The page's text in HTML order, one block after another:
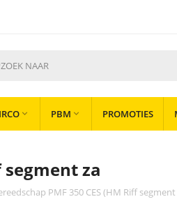
 PBM  PROMOTIES
segment za
PMF 350 CES (HM Riff segment